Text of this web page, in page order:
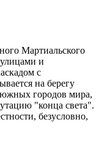
Мартиальского
и
с
на берегу
городов мира,
"конца света".
безусловно,